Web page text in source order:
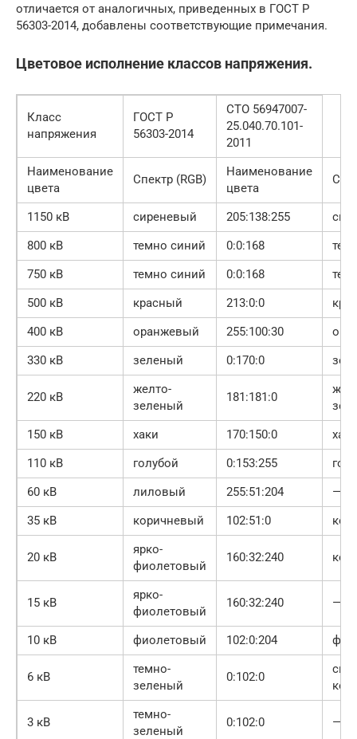
отличается от аналогичных, приведенных в ГОСТ Р
56303-2014, добавлены соответствующие примечания.
Цветовое исполнение классов напряжения.
Класс
напряжения
ГОСТ Р
56303-2014
СТО 56947007-
25.040.70.101-
2011
Наименование
цвета
Спектр (RGB)
Наименование
цвета
1150 кВ сиреневый 205:138:255
800 кВ
темно синий 0:0:168
750 кВ
темно синий 0:0:168
500 кВ
красный 213:0:0
400 кВ
оранжевый 255:100:30
330 кВ
зеленый 0:170:0
220 кВ
желто-
зеленый
181:181:0
150 кВ
хаки 170:150:0
хаки
110 кВ
голубой 0:153:255
60 кВ
лиловый 255:51:204
—
35 кВ
коричневый 102:51:0
20 кВ
ярко-
фиолетовый
160:32:240
15 кВ
ярко-
фиолетовый
160:32:240 —
10 кВ фиолетовый 102:0:204
6 кВ
темно-
зеленый
0:102:0
3 кВ
темно-
зеленый
0:102:0 —